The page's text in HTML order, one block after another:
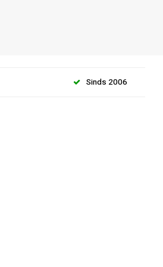
Sinds 2006